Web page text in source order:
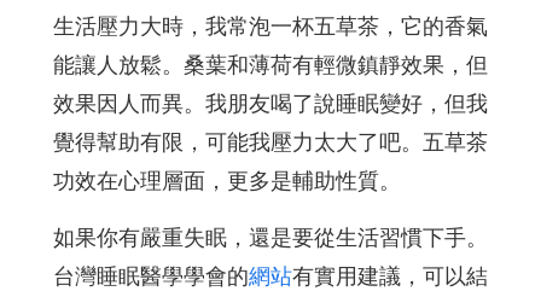
生活壓力大時，我常泡一杯五草茶，它的香氣
能讓人放鬆。桑葉和薄荷有輕微鎮靜效果，但
效果因人而異。我朋友喝了說睡眠變好，但我
覺得幫助有限，可能我壓力太大了吧。五草茶
功效在心理層面，更多是輔助性質。
如果你有嚴重失眠，還是要從生活習慣下手。
台灣睡眠醫學學會的網站有實用建議，可以結